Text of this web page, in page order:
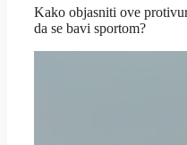
Kako objasniti ove
da se bavi sportom?